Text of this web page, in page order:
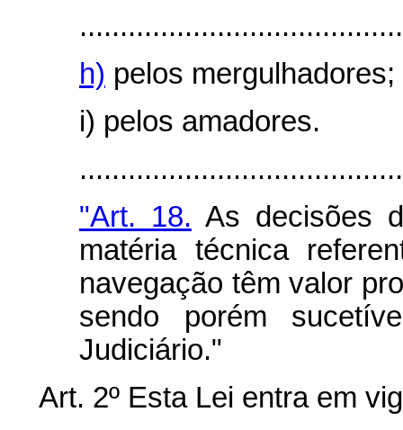
h) pelos mergulhadores;
i) pelos amadores.
"Art. 18. As decisões
matéria técnica
navegação têm valor
sendo porém
Judiciário."
Art. 2º Esta Lei entra em